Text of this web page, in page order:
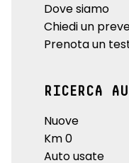
Dove siamo
Chiedi un
Prenota un
RICERCA
Nuove
Km 0
Auto usate